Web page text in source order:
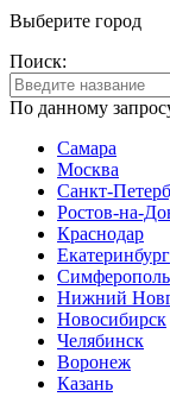
Выберите город
Поиск:
По данному
Самара
Москва
Санкт-
Ростов-на-
Краснодар
Екатеринбург
Симферополь
Нижний
Новосибирск
Челябинск
Воронеж
Казань